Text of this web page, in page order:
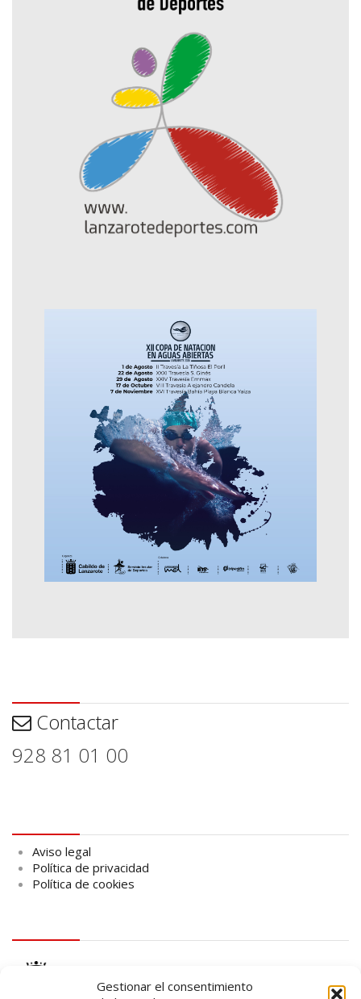
Gestionar el consentimiento
Contactar
928 81 01 00
Aviso legal
Política de privacidad
Política de cookies